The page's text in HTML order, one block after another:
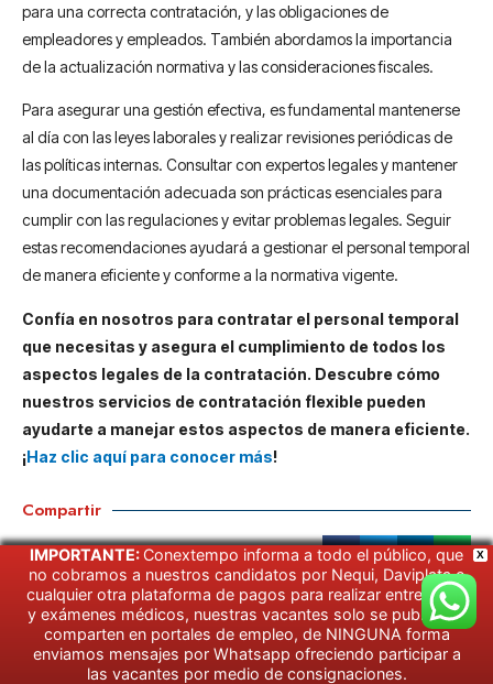
para una correcta contratación, y las obligaciones de
empleadores y empleados. También abordamos la importancia
de la actualización normativa y las consideraciones fiscales.
Para asegurar una gestión efectiva, es fundamental mantenerse
al día con las leyes laborales y realizar revisiones periódicas de
las políticas internas. Consultar con expertos legales y mantener
una documentación adecuada son prácticas esenciales para
cumplir con las regulaciones y evitar problemas legales. Seguir
estas recomendaciones ayudará a gestionar el personal temporal
de manera eficiente y conforme a la normativa vigente.
Confía en nosotros para contratar el personal temporal
que necesitas y asegura el cumplimiento de todos los
aspectos legales de la contratación. Descubre cómo
nuestros servicios de contratación flexible pueden
ayudarte a manejar estos aspectos de manera eficiente.
¡Haz clic aquí para conocer más!
Compartir
X
IMPORTANTE: Conextempo informa a todo el público, que
no cobramos a nuestros candidatos por Nequi, Daviplata o
cualquier otra plataforma de pagos para realizar entrevistas
y exámenes médicos, nuestras vacantes solo se publican y
comparten en portales de empleo, de NINGUNA forma
enviamos mensajes por Whatsapp ofreciendo participar a
las vacantes por medio de consignaciones.